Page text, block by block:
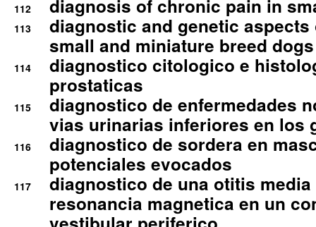
112 diagnosis of chronic pain in
113
diagnostic and genetic
small and miniature breed
114
diagnostico citologico e
prostaticas
115
diagnostico de enfermedades
vias urinarias inferiores en los
116
diagnostico de sordera en
potenciales evocados
117
diagnostico de una otitis
resonancia magnetica en un